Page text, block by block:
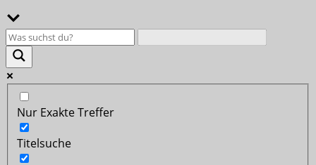
Nur Exakte Treffer
Titelsuche